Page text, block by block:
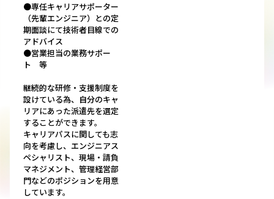
●専任キャリアサポーター
（先輩エンジニア）との定
期面談にて技術者目線での
アドバイス
●営業担当の業務サポー
ト 等
継続的な研修・支援制度を
設けている為、自分のキャ
リアにあった派遣先を選定
することができます。
キャリアパスに関しても志
向を考慮し、エンジニアス
ペシャリスト、現場・請負
マネジメント、管理経営部
門などのポジションを用意
しています。